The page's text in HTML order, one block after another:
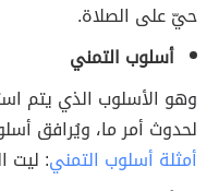
حيّ على الصلاة.
أسلوب التمني
وهو الأسلوب الذي يتم
لحدوث أمر ما، ويُرافق
أمثلة أسلوب التمني: ليت